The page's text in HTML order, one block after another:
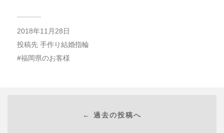
2018年11月28日
投稿先 手作り結婚指輪
福岡県のお客様
← 過去の投稿へ